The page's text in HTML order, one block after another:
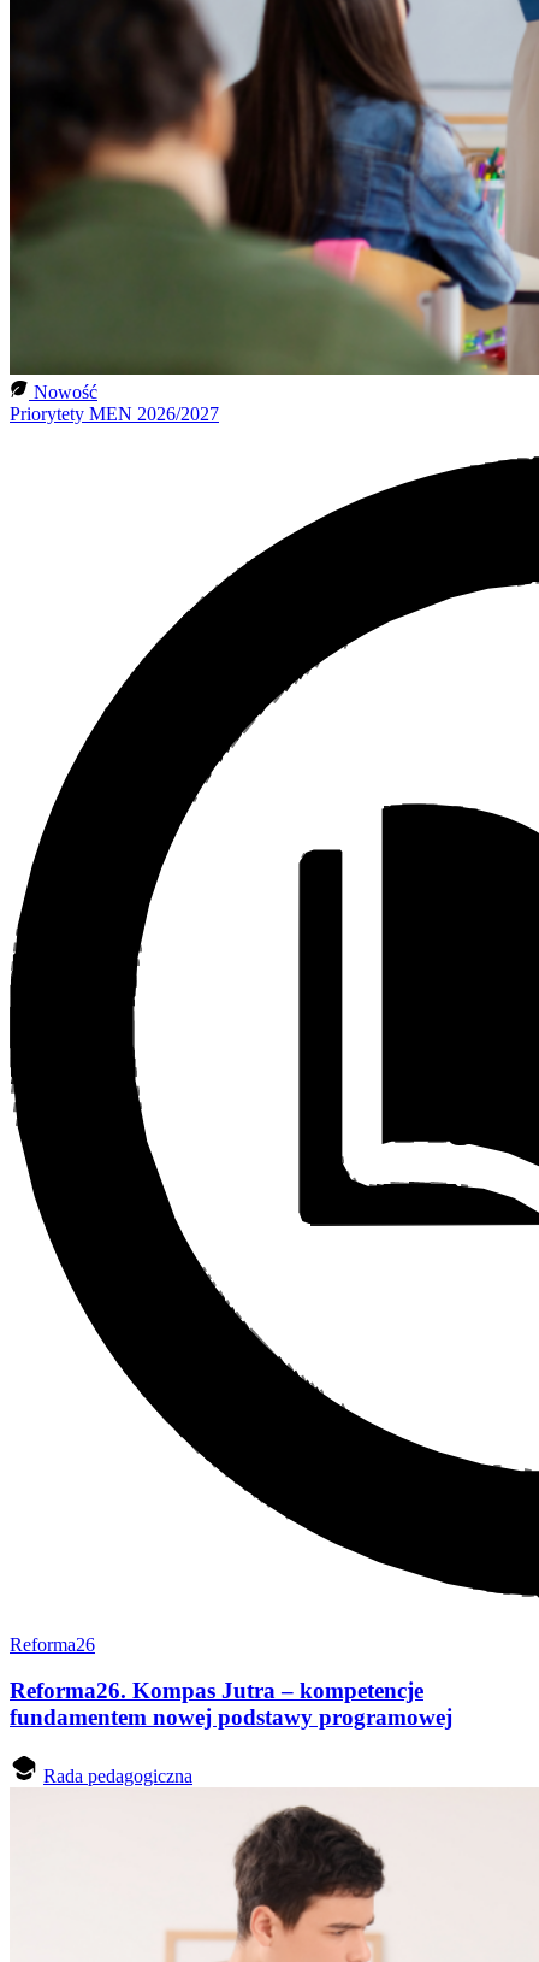
Nowość
Priorytety MEN 2026/2027
Reforma26
Reforma26. Kompas Jutra – kompetencje
fundamentem nowej podstawy programowej
Rada pedagogiczna